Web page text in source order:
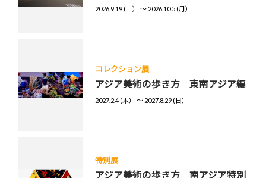
2026.9.19 (土） 〜 2026.10.5 (月）
コレクション展
アジア美術の歩き方 東南アジア編
2027.2.4 (木） 〜 2027.8.29 (日）
特別展
アジア美術の歩き方 南アジア特別